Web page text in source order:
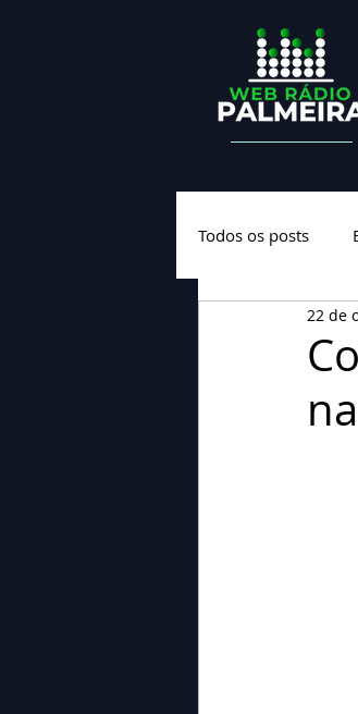
Todos os posts
22 de